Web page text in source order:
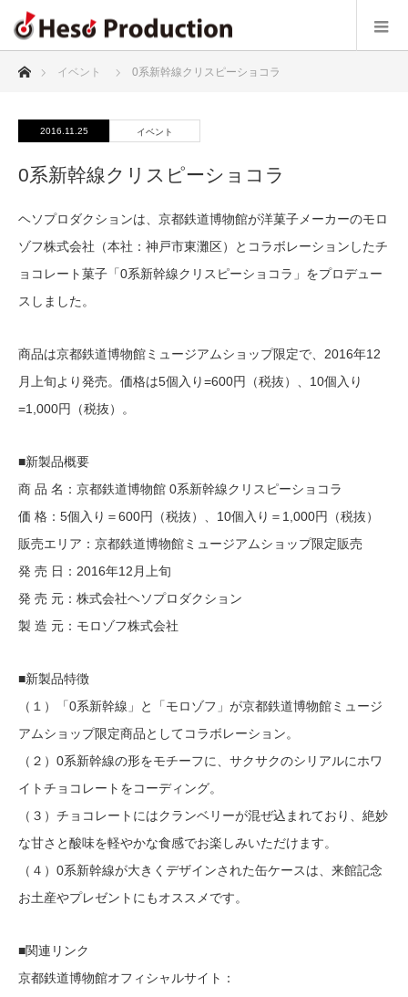
ホームイベント 0系新幹線クリスピーショコラ
2016.11.25 イベント
0系新幹線クリスピーショコラ
ヘソプロダクションは、京都鉄道博物館が洋菓子メーカーのモロ
ゾフ株式会社（本社：神戸市東灘区）とコラボレーションしたチ
ョコレート菓子「0系新幹線クリスピーショコラ」をプロデュー
スしました。
商品は京都鉄道博物館ミュージアムショップ限定で、2016年12
月上旬より発売。価格は5個入り=600円（税抜）、10個入り
=1,000円（税抜）。
■新製品概要
商 品 名：京都鉄道博物館 0系新幹線クリスピーショコラ
価 格：5個入り＝600円（税抜）、10個入り＝1,000円（税抜）
販売エリア：京都鉄道博物館ミュージアムショップ限定販売
発 売 日：2016年12月上旬
発 売 元：株式会社ヘソプロダクション
製 造 元：モロゾフ株式会社
■新製品特徴
（１）「0系新幹線」と「モロゾフ」が京都鉄道博物館ミュージ
アムショップ限定商品としてコラボレーション。
（２）0系新幹線の形をモチーフに、サクサクのシリアルにホワ
イトチョコレートをコーディング。
（３）チョコレートにはクランベリーが混ぜ込まれており、絶妙
な甘さと酸味を軽やかな食感でお楽しみいただけます。
（４）0系新幹線が大きくデザインされた缶ケースは、来館記念
お土産やプレゼントにもオススメです。
■関連リンク
京都鉄道博物館オフィシャルサイト：